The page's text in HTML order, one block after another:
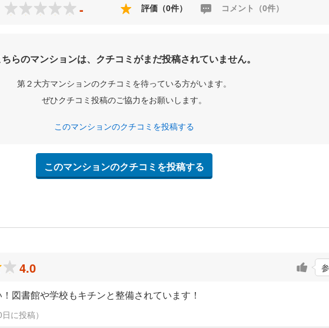
- 評価（0件） コメント（0件）
ちらのマンションは、クチコミがまだ投稿されていません。
第２大方マンションのクチコミを待っている方がいます。
ぜひクチコミ投稿のご協力をお願いします。
このマンションのクチコミを投稿する
このマンションのクチコミを投稿する
4.0
図書館や学校もキチンと整備されています！
に投稿）